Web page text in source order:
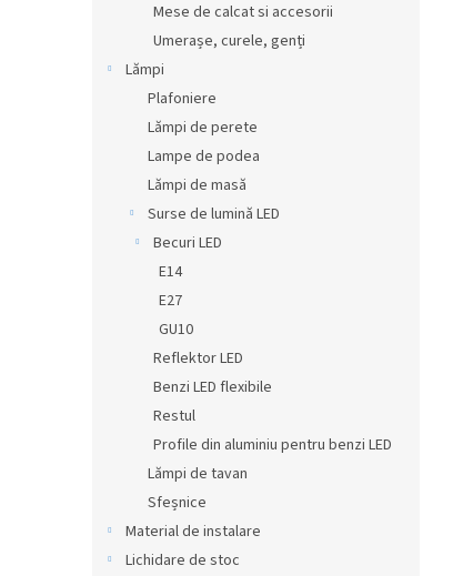
Mese de calcat si accesorii
Umerașe, curele, genți
Lămpi
Plafoniere
Lămpi de perete
Lampe de podea
Lămpi de masă
Surse de lumină LED
Becuri LED
E14
E27
GU10
Reflektor LED
Benzi LED flexibile
Restul
Profile din aluminiu pentru benzi LED
Lămpi de tavan
Sfeșnice
Material de instalare
Lichidare de stoc